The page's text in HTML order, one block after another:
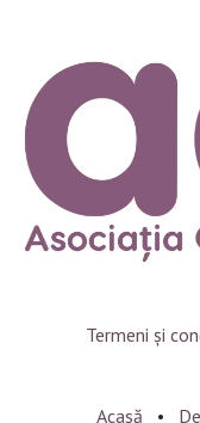
Termeni și
Acasă •